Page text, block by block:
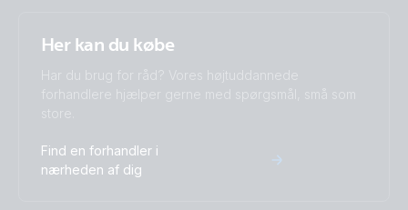
Her kan du købe
Har du brug for råd? Vores højtuddannede
forhandlere hjælper gerne med spørgsmål, små som
store.
Find en forhandler i
nærheden af dig